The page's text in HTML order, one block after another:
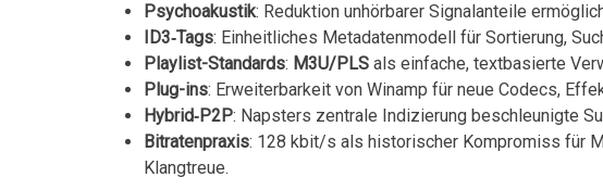
Psychoakustik: Reduktion unhörbarer Signalanteile
ID3‑Tags: Einheitliches Metadatenmodell für Sortierung,
Playlist-Standards: M3U/PLS als ⁤einfache, textbasierte‌
Plug-ins: Erweiterbarkeit von Winamp für neue Codecs,
Hybrid‑P2P: Napsters zentrale Indizierung beschleunigte
Bitratenpraxis:‍ 128⁢ kbit/s als historischer Kompromiss für
Klangtreue.